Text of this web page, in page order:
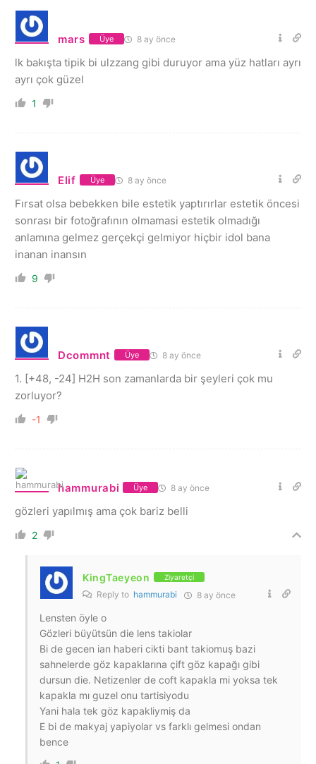
mars Üye 8 ay önce
lk bakışta tipik bi ulzzang gibi duruyor ama yüz hatları ayrı
ayrı çok güzel
1
Elif Üye 8 ay önce
Fırsat olsa bebekken bile estetik yaptırırlar estetik öncesi
sonrası bir fotoğrafının olmamasi estetik olmadığı
anlamına gelmez gerçekçi gelmiyor hiçbir idol bana
inanan inansın
9
Dcommnt Üye 8 ay önce
1. [+48, -24] H2H son zamanlarda bir şeyleri çok mu
zorluyor?
-1
hammurabi Üye 8 ay önce
gözleri yapılmış ama çok bariz belli
2
KingTaeyeon Ziyaretçi
Reply to hammurabi 8 ay önce
Lensten öyle o
Gözleri büyütsün die lens takiolar
Bi de gecen ian haberi cikti bant takiomuş bazi
sahnelerde göz kapaklarına çift göz kapağı gibi
dursun die. Netizenler de coft kapakla mi yoksa tek
kapakla mı guzel onu tartisiyodu
Yani hala tek göz kapakliymiş da
E bi de makyaj yapiyolar vs farklı gelmesi ondan
bence